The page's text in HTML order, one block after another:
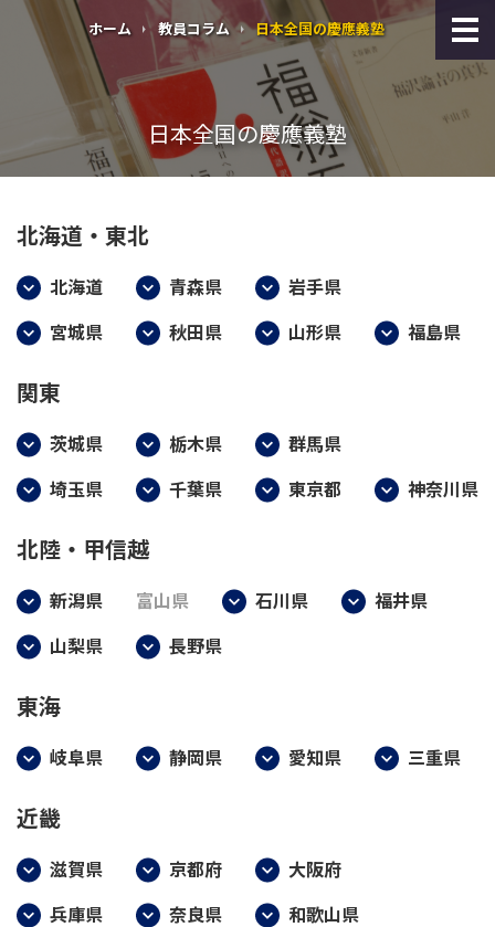
ホーム 教員コラム 日本全国の慶應義塾
日本全国の慶應義塾
北海道・東北
北海道 青森県 岩手県
宮城県 秋田県 山形県 福島県
関東
茨城県 栃木県 群馬県
埼玉県 千葉県 東京都 神奈川県
北陸・甲信越
新潟県 富山県 石川県 福井県
山梨県 長野県
東海
岐阜県 静岡県 愛知県 三重県
近畿
滋賀県 京都府 大阪府
兵庫県 奈良県 和歌山県